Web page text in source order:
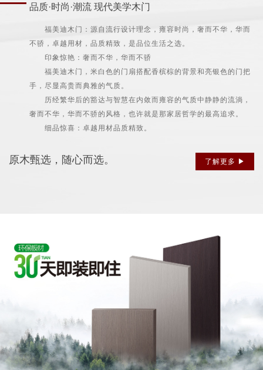
品质·时尚·潮流 现代美学木门
福美迪木门：源自流行设计理念，雍容时尚，奢而不华，华而
不骄，卓越用材，品质精致，是品位生活之选。
印象惊艳：奢而不华，华而不骄
福美迪木门，米白色的门扇搭配香槟棕的背景和亮银色的门把
手，尽显高贵而典雅的气质。
历经繁华后的豁达与智慧在内敛而雍容的气质中静静的流淌，
奢而不华，华而不骄的风格，也许就是那家居哲学的最高追求。
细品惊喜：卓越用材品质精致。
了解更多 ▶
原木甄选，随心而选。